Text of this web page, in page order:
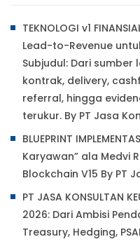
TEKNOLOGI v1
Lead-to-Revenue
Subjudul: Dari sumber
kontrak, delivery,
referral, hingga
terukur. By PT Jasa
BLUEPRINT
Karyawan” ala Medvi
Blockchain V15 By PT
PT JASA KONSULTAN
2026: Dari Ambisi
Treasury, Hedging,